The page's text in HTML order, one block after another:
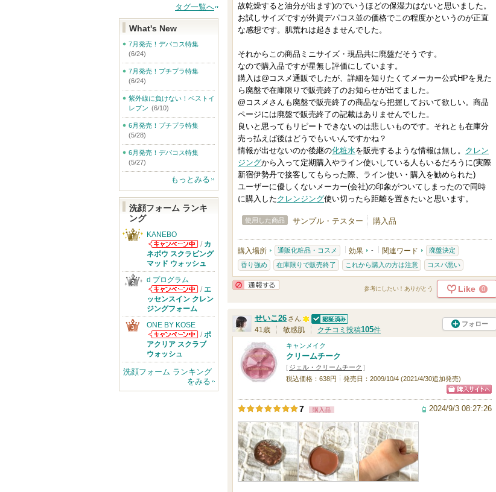
り
登
さ
れ
て
い
ま
す
故乾燥すると油分が出ます)のでいうほどの保湿力はないと思いました。
お試しサイズですが外資デパコス並の価格でこの程度かというのが正直
な感想です。肌荒れは起きませんでした。
それからこの商品ミニサイズ・現品共に廃盤だそうです。
なので購入品ですが星無し評価にしています。
購入は@コスメ通販でしたが、詳細を知りたくてメーカー公式HPを見た
ら廃盤で在庫限りで販売終了のお知らせが出てました。
@コスメさんも廃盤で販売終了の商品なら把握しておいて欲しい。商品
ページには廃盤で販売終了の記載はありませんでした。
良いと思ってもリピートできないのは悲しいものです。それとも在庫分
売っ払えば後はどうでもいいんですかね？
情報が出せないのか後継の化粧水を販売するような情報は無し。 クレン
ジングから入って定期購入やライン使いしている人もいるだろうに(実際
新宿伊勢丹で接客してもらった際、ライン使い・購入を勧められた)
ユーザーに優しくないメーカー(会社)の印象がついてしまったので同時
に購入したクレンジング使い切ったら距離を置きたいと思います。
使用した商品 サンプル・テスター 購入品
購入場所 通販化粧品・コスメ 効果 - 関連ワード
廃盤決定
香り強め
在庫限りで販売終了 これから購入の方は注意 コスパ悪い
参考にしたい！ありがとう Like 0
せいこ26 さん
1
0
人
上
の
メ
ン
バ
認証済
41歳 敏感肌 クチコミ投稿105件
フォロー
キャンメイク
クリームチーク
[ ジェル・クリームチーク ]
税込価格：638円
発売日：2009/10/4 (2021/4/30追加発売)
ショッピン
7 購入品 2024/9/3 08:27:26
タグ一覧へ
What's New
7月発売！デパコス特集
(6/24)
7月発売！プチプラ特集
(6/24)
紫外線に負けない！ベストイ
レブン (6/10)
6月発売！プチプラ特集
(5/28)
6月発売！デパコス特集
(5/27)
もっとみる
洗顔フォーム ランキ
ング
KANEBO
KANEBOから
のお知らせがあ
ります
/ カ
ネボウ スクラビング
マッド ウォッシュ
d プログラム
d プログラムか
らのお知らせが
あります
/ エ
ッセンスイン クレン
ジングフォーム
ONE BY KOSE
ONE BY KOSE
からのお知らせ
があります
/ ポ
アクリア スクラブ
ウォッシュ
洗顔フォーム ランキング
をみる